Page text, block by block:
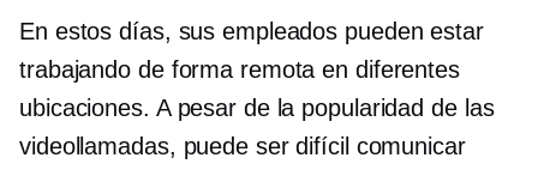
En estos días, sus empleados pueden estar
trabajando de forma remota en diferentes
ubicaciones. A pesar de la popularidad de las
videollamadas, puede ser difícil comunicar